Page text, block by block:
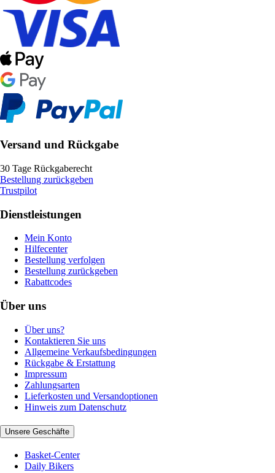
Versand und Rückgabe
30 Tage Rückgaberecht
Bestellung zurückgeben
Trustpilot
Dienstleistungen
Mein Konto
Hilfecenter
Bestellung verfolgen
Bestellung zurückgeben
Rabattcodes
Über uns
Über uns?
Kontaktieren Sie uns
Allgemeine Verkaufsbedingungen
Rückgabe & Erstattung
Impressum
Zahlungsarten
Lieferkosten und Versandoptionen
Hinweis zum Datenschutz
Unsere Geschäfte
Basket-Center
Daily Bikers